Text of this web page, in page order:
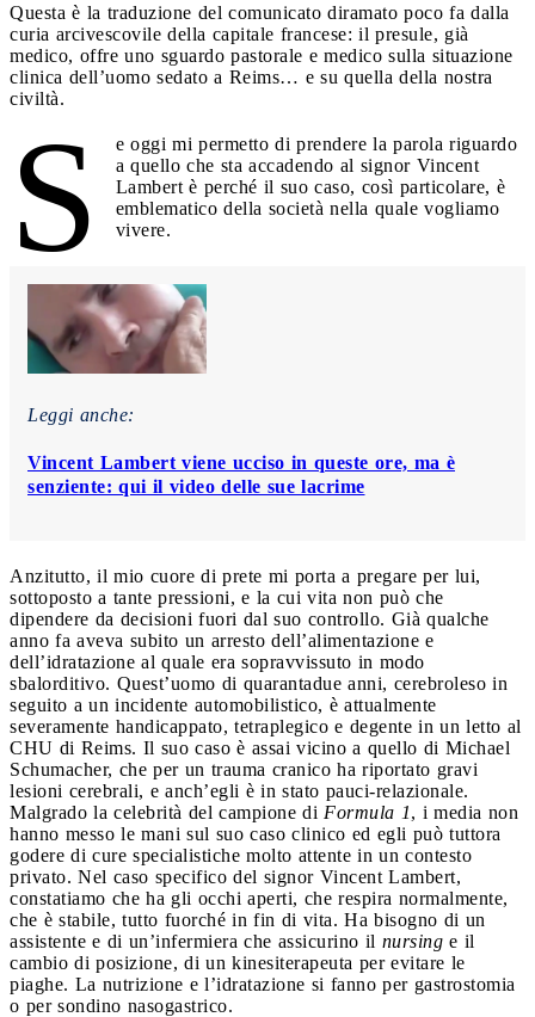
Questa è la traduzione del comunicato diramato poco fa dalla
curia arcivescovile della capitale francese: il presule, già
medico, offre uno sguardo pastorale e medico sulla situazione
clinica dell’uomo sedato a Reims… e su quella della nostra
civiltà.
S
e oggi mi permetto di prendere la parola riguardo
a quello che sta accadendo al signor Vincent
Lambert è perché il suo caso, così particolare, è
emblematico della società nella quale vogliamo
vivere.
Leggi anche:
Vincent Lambert viene ucciso in queste ore, ma è
senziente: qui il video delle sue lacrime
Anzitutto, il mio cuore di prete mi porta a pregare per lui,
sottoposto a tante pressioni, e la cui vita non può che
dipendere da decisioni fuori dal suo controllo. Già qualche
anno fa aveva subito un arresto dell’alimentazione e
dell’idratazione al quale era sopravvissuto in modo
sbalorditivo. Quest’uomo di quarantadue anni, cerebroleso in
seguito a un incidente automobilistico, è attualmente
severamente handicappato, tetraplegico e degente in un letto al
CHU di Reims. Il suo caso è assai vicino a quello di Michael
Schumacher, che per un trauma cranico ha riportato gravi
lesioni cerebrali, e anch’egli è in stato pauci-relazionale.
Malgrado la celebrità del campione di Formula 1, i media non
hanno messo le mani sul suo caso clinico ed egli può tuttora
godere di cure specialistiche molto attente in un contesto
privato. Nel caso specifico del signor Vincent Lambert,
constatiamo che ha gli occhi aperti, che respira normalmente,
che è stabile, tutto fuorché in fin di vita. Ha bisogno di un
assistente e di un’infermiera che assicurino il nursing e il
cambio di posizione, di un kinesiterapeuta per evitare le
piaghe. La nutrizione e l’idratazione si fanno per gastrostomia
o per sondino nasogastrico.